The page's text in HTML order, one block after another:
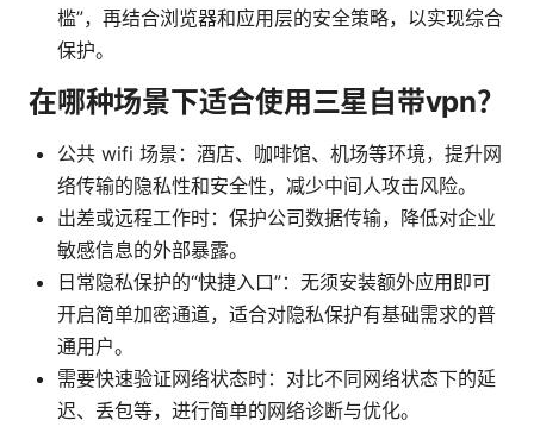
槛”，再结合浏览器和应用层的安全策略，以实现综合
保护。
在哪种场景下适合使用三星自带vpn？
公共 wifi 场景：酒店、咖啡馆、机场等环境，提升网
络传输的隐私性和安全性，减少中间人攻击风险。
出差或远程工作时：保护公司数据传输，降低对企业
敏感信息的外部暴露。
日常隐私保护的“快捷入口”：无须安装额外应用即可
开启简单加密通道，适合对隐私保护有基础需求的普
通用户。
需要快速验证网络状态时：对比不同网络状态下的延
迟、丢包等，进行简单的网络诊断与优化。